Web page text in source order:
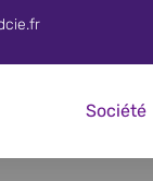
Société